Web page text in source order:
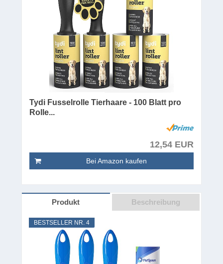
Tydi Fusselrolle Tierhaare - 100 Blatt pro
Rolle...
12,54 EUR
Bei Amazon kaufen
Produkt Beschreibung
BESTSELLER NR. 4